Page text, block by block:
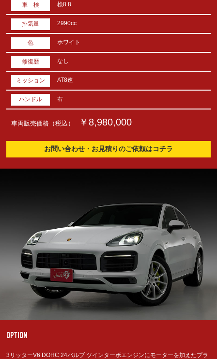
車 検 検8.8
排気量 2990cc
色 ホワイト
修復歴 なし
ミッション AT8速
ハンドル 右
車両販売価格（税込） ￥8,980,000
お問い合わせ・お見積りのご依頼はコチラ
OPTION
3リッターV6 DOHC 24バルブ ツインターボエンジンにモーターを加えたプラ